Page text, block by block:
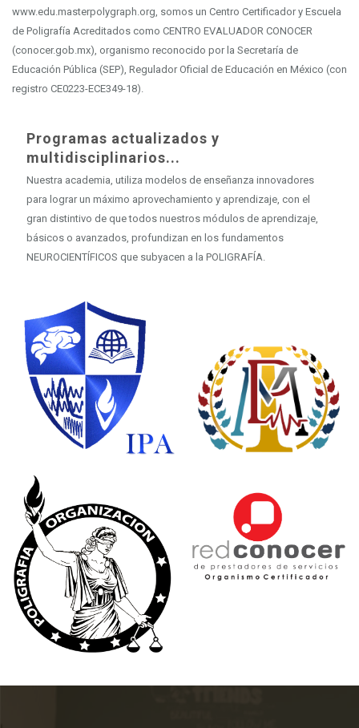
www.edu.masterpolygraph.org, somos un Centro Certificador y Escuela
de Poligrafía Acreditados como CENTRO EVALUADOR CONOCER
(conocer.gob.mx), organismo reconocido por la Secretaría de
Educación Pública (SEP), Regulador Oficial de Educación en México (con
registro CE0223-ECE349-18).
Programas actualizados y
multidisciplinarios...
Nuestra academia, utiliza modelos de enseñanza innovadores
para lograr un máximo aprovechamiento y aprendizaje, con el
gran distintivo de que todos nuestros módulos de aprendizaje,
básicos o avanzados, profundizan en los fundamentos
NEUROCIENTÍFICOS que subyacen a la POLIGRAFÍA.